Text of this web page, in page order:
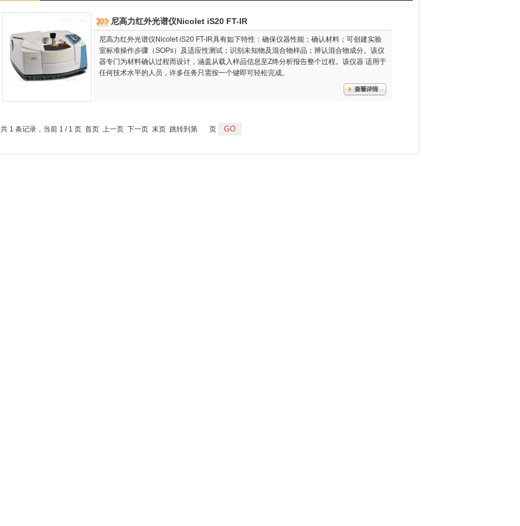
尼高力红外光谱仪Nicolet iS20 FT-IR
尼高力红外光谱仪Nicolet iS20 FT-IR具有如下特性：确保仪器性能；确认材料；可创建实验
室标准操作步骤（SOPs）及适应性测试；识别未知物及混合物样品；辨认混合物成分。该仪
器专门为材料确认过程而设计，涵盖从载入样品信息至Z终分析报告整个过程。该仪器 适用于
任何技术水平的人员，许多任务只需按一个键即可轻松完成。
共 1 条记录，当前 1 / 1 页 首页 上一页 下一页 末页 跳转到第 页